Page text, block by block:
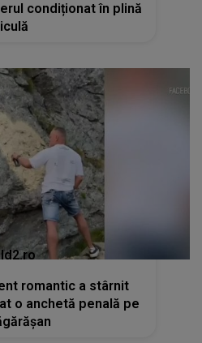
condiționat în plină
romantic a stârnit
o anchetă penală pe